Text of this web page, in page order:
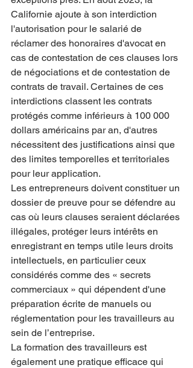
Californie ajoute à son interdiction
l'autorisation pour le salarié de
réclamer des honoraires d'avocat en
cas de contestation de ces clauses lors
de négociations et de contestation de
contrats de travail. Certaines de ces
interdictions classent les contrats
protégés comme inférieurs à 100 000
dollars américains par an, d'autres
nécessitent des justifications ainsi que
des limites temporelles et territoriales
pour leur application.
Les entrepreneurs doivent constituer un
dossier de preuve pour se défendre au
cas où leurs clauses seraient déclarées
illégales, protéger leurs intérêts en
enregistrant en temps utile leurs droits
intellectuels, en particulier ceux
considérés comme des « secrets
commerciaux » qui dépendent d'une
préparation écrite de manuels ou
réglementation pour les travailleurs au
sein de l’entreprise.
La formation des travailleurs est
également une pratique efficace qui